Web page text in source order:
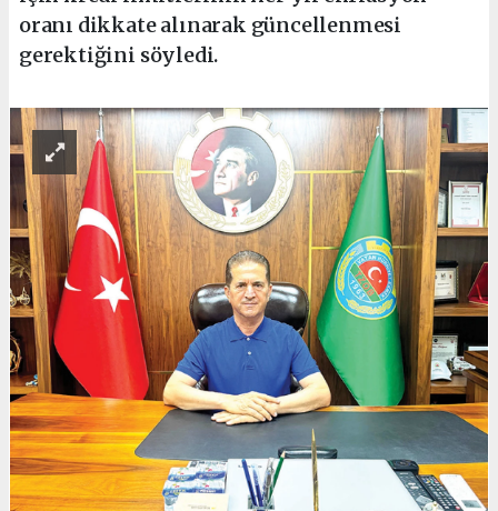
oranı dikkate alınarak güncellenmesi
gerektiğini söyledi.